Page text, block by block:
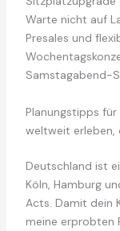
Warte nicht auf
Presales und
Samstagabend-
Planungstipps
weltweit erleben,
Deutschland ist
Köln, Hamburg
Acts. Damit dein
meine erprobten